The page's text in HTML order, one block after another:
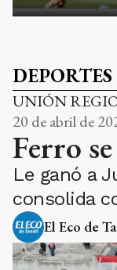
DEPORTES
UNIÓN
20 de abril de
Ferro
Le ganó a
consolida
El Eco de